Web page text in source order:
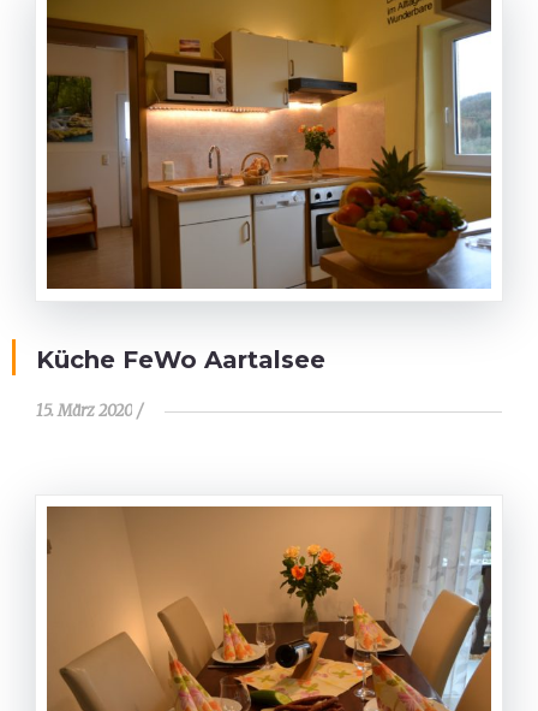
Küche FeWo Aartalsee
15. März 2020